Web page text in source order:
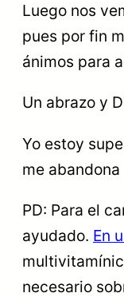
Luego nos
pues por fin
ánimos para
Un abrazo y
Yo estoy
me abandona
PD: Para el
ayudado. En
necesario